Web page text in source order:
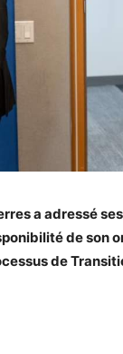
a adressé
de son
de